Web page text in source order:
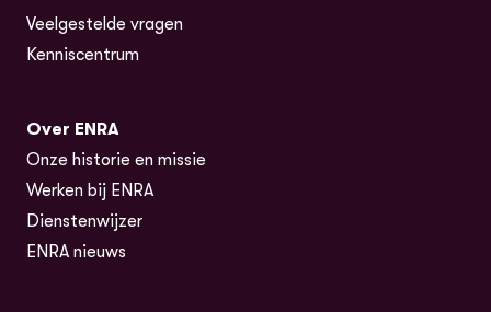
Veelgestelde vragen
Kenniscentrum
Over ENRA
Onze historie en missie
Werken bij ENRA
Dienstenwijzer
ENRA nieuws